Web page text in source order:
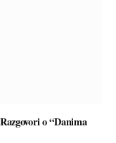
o “Danima